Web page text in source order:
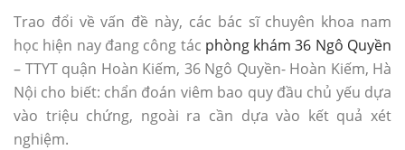
Trao đổi về vấn đề này, các bác sĩ chuyên khoa nam
học hiện nay đang công tác phòng khám 36 Ngô Quyền
– TTYT quận Hoàn Kiếm, 36 Ngô Quyền- Hoàn Kiếm, Hà
Nội cho biết: chẩn đoán viêm bao quy đầu chủ yếu dựa
vào triệu chứng, ngoài ra cần dựa vào kết quả xét
nghiệm.